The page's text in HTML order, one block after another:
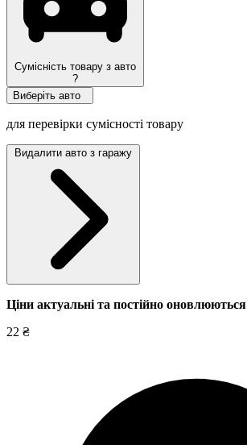
Сумісність товару з авто
?
Виберіть авто
для перевірки сумісності товару
Видалити авто з гаражу
Ціни актуальні та постійно оновлюються
22 ₴